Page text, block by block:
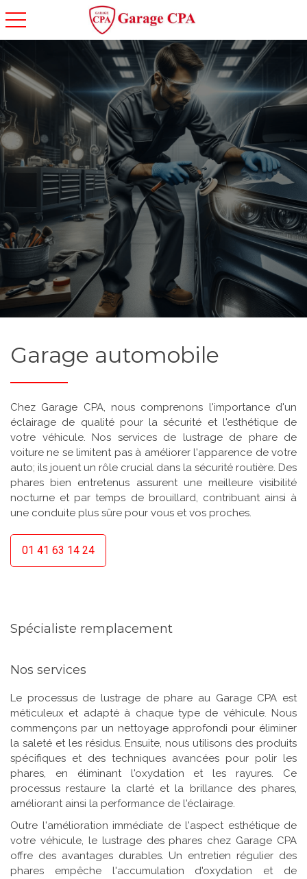
toggle navigation
Garage automobile
Chez Garage CPA, nous comprenons l'importance d'un
éclairage de qualité pour la sécurité et l'esthétique de
votre véhicule. Nos services de lustrage de phare de
voiture ne se limitent pas à améliorer l'apparence de votre
auto; ils jouent un rôle crucial dans la sécurité routière. Des
phares bien entretenus assurent une meilleure visibilité
nocturne et par temps de brouillard, contribuant ainsi à
une conduite plus sûre pour vous et vos proches.
01 41 63 14 24
Spécialiste remplacement
Nos services
Le processus de lustrage de phare au Garage CPA est
méticuleux et adapté à chaque type de véhicule. Nous
commençons par un nettoyage approfondi pour éliminer
la saleté et les résidus. Ensuite, nous utilisons des produits
spécifiques et des techniques avancées pour polir les
phares, en éliminant l'oxydation et les rayures. Ce
processus restaure la clarté et la brillance des phares,
améliorant ainsi la performance de l'éclairage.
Outre l'amélioration immédiate de l'aspect esthétique de
votre véhicule, le lustrage des phares chez Garage CPA
offre des avantages durables. Un entretien régulier des
phares empêche l'accumulation d'oxydation et de